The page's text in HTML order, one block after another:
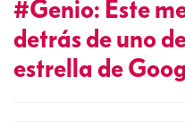
#Genio: Este
detrás de uno
estrella de